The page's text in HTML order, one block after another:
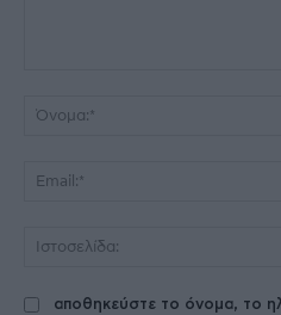
αποθηκεύστε το όνομα, το